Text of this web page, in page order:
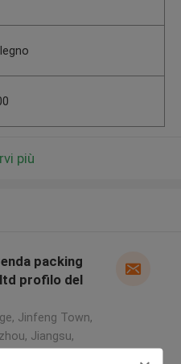
più
profilo del
Jinfeng Town,
Jiangsu,